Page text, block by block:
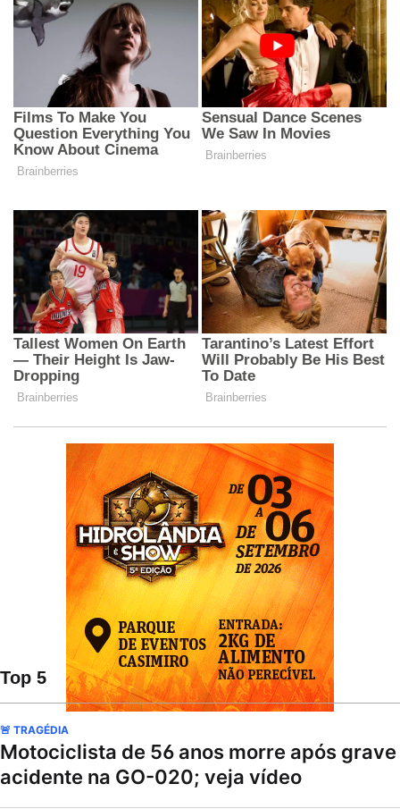
Top 5
🚨 TRAGÉDIA
Motociclista de 56 anos morre após grave
acidente na GO-020; veja vídeo